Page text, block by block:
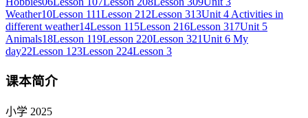
Weather10Lesson 111Lesson 212Lesson 313Unit 4 Activities in
different weather14Lesson 115Lesson 216Lesson 317Unit 5
Animals18Lesson 119Lesson 220Lesson 321Unit 6 My
day22Lesson 1 23Lesson 224Lesson 3
课本简介
小学 2025